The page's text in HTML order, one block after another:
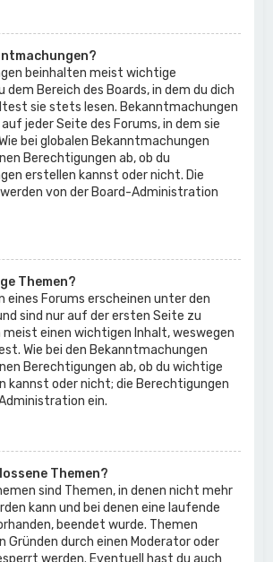
beinhalten meist wichtige
dem Bereich des Boards, in dem du dich
sie stets lesen. Bekanntmachungen
jeder Seite des Forums, in dem sie
bei globalen Bekanntmachungen
Berechtigungen ab, ob du
erstellen kannst oder nicht. Die
von der Board-Administration
Themen?
eines Forums erscheinen unter den
sind nur auf der ersten Seite zu
meist einen wichtigen Inhalt, weswegen
Wie bei den Bekanntmachungen
Berechtigungen ab, ob du wichtige
kannst oder nicht; die Berechtigungen
ein.
Themen?
sind Themen, in denen nicht mehr
kann und bei denen eine laufende
beendet wurde. Themen
Gründen durch einen Moderator oder
werden. Eventuell hast du auch